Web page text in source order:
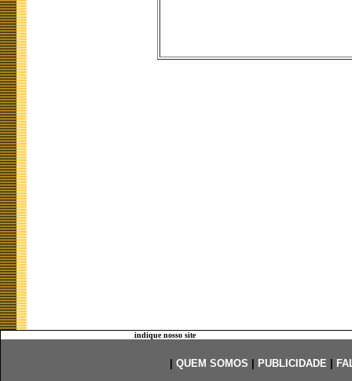
indique nosso site
QUEM SOMOS PUBLICIDADE|